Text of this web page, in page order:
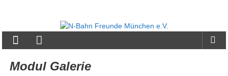
Bahn
Freunde
Modul Galerie